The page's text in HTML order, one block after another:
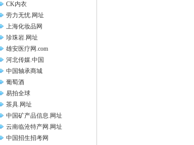
CK内衣
劳力无忧.网址
上海化妆品网
珍珠岩.网址
雄安医疗网.com
河北传媒.中国
中国轴承商城
葡萄酒
易拍全球
茶具.网址
中国矿产品信息.网址
云南临沧特产网.网址
中国招生招考网